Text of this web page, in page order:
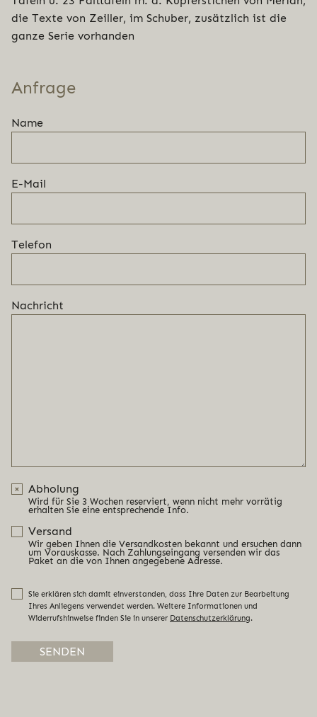
die Texte von Zeiller, im Schuber, zusätzlich ist die
ganze Serie vorhanden
Anfrage
Name
E-Mail
Telefon
Nachricht
Abholung
Wird für Sie 3 Wochen reserviert, wenn nicht mehr vorrätig
erhalten Sie eine entsprechende Info.
Versand
Wir geben Ihnen die Versandkosten bekannt und ersuchen dann
um Vorauskasse. Nach Zahlungseingang versenden wir das
Paket an die von Ihnen angegebene Adresse.
Sie erklären sich damit einverstanden, dass Ihre Daten zur Bearbeitung
Ihres Anliegens verwendet werden. Weitere Informationen und
Widerrufshinweise finden Sie in unserer Datenschutzerklärung.